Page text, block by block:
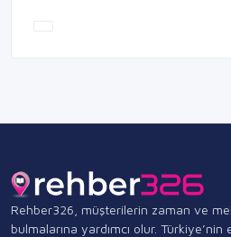
Rehber326, müşterilerin zaman ve
bulmalarına yardımcı olur.